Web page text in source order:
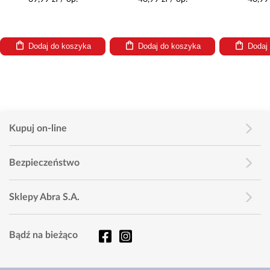
Dodaj do koszyka Dodaj do koszyka
Kupuj on-line
Bezpieczeństwo
Sklepy Abra S.A.
Bądź na bieżąco